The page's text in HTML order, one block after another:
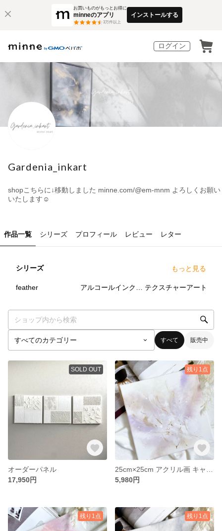
お買いものがもっとお得に
minneのアプリ
3万件以上
インストールする
ログイン
Gardenia_inkart
shopこちらに↓移動しました minne.com/@em-mnm よろしくお願い
いたします☺︎
作品一覧 シリーズ プロフィール レビュー レター
シリーズ もっと見る
feather テクスチャーアート
すべて 販売中
SOLD OUT
オーダーパネル
17,950円
残り1点
5,980円
残り1点 残り1点